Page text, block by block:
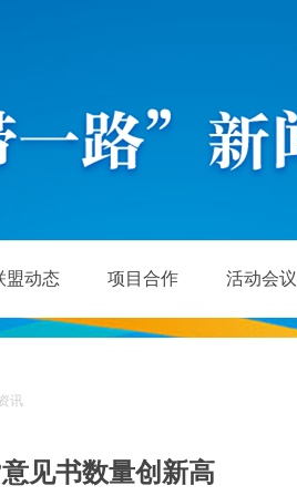
盟动态 项目合作 活动会议
讯
见书数量创新高